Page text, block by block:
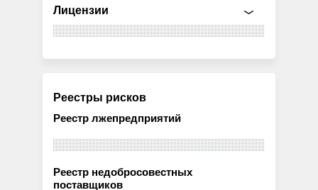
Лицензии
Реестры рисков
Реестр лжепредприятий
Реестр недобросовестных
поставщиков